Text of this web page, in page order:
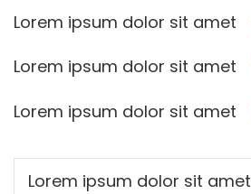
Lorem ipsum dolor sit amet
Lorem ipsum dolor sit amet
Lorem ipsum dolor sit amet
Lorem ipsum dolor sit amet